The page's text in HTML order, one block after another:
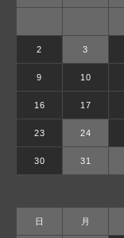
2 3
9 10
16 17
23 24
30 31
日 月